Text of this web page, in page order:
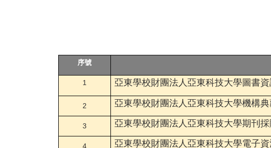
序號
1 亞東學校財團法人亞東科技大學圖書
2 亞東學校財團法人亞東科技大學機構
3 亞東學校財團法人亞東科技大學期刊
4 亞東學校財團法人亞東科技大學電子